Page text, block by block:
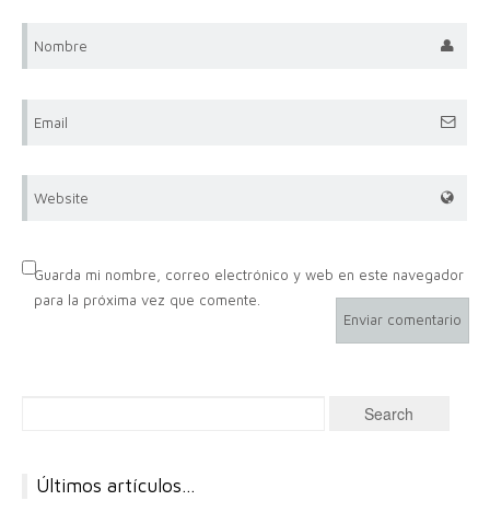
Nombre
Email
Website
Guarda mi nombre, correo electrónico y web en este navegador
para la próxima vez que comente.
Últimos artículos…